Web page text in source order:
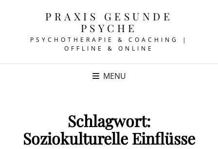
PRAXIS GESUNDE
PSYCHE
PSYCHOTHERAPIE & COACHING |
OFFLINE & ONLINE
MENU
Schlagwort:
Soziokulturelle Einflüsse